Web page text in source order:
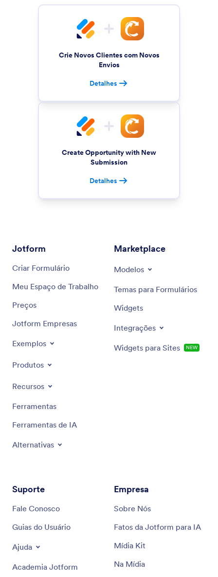
Crie Novos Clientes com Novos
Envios
Detalhes
Create Opportunity with New
Submission
Detalhes
Jotform
Criar Formulário
Meu Espaço de Trabalho
Preços
Jotform Empresas
Exemplos
Produtos
Recursos
Ferramentas
Ferramentas de IA
Alternativas
Marketplace
Modelos
Temas para Formulários
Widgets
Integrações
Widgets para Sites NEW
Suporte
Fale Conosco
Guias do Usuário
Ajuda
Academia Jotform
Empresa
Sobre Nós
Fatos da Jotform para IA
Mídia Kit
Na Mídia